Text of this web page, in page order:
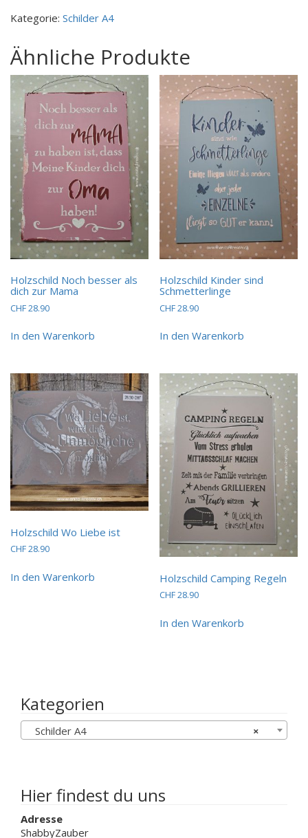
Zukunft
Kategorie: Schilder A4
Ähnliche Produkte
Holzschild Noch besser als
dich zur Mama
CHF28.90
In den Warenkorb
Holzschild Kinder sind
Schmetterlinge
CHF28.90
In den Warenkorb
Holzschild Wo Liebe ist
CHF28.90
In den Warenkorb Holzschild Camping Regeln
CHF28.90
In den Warenkorb
Kategorien
×
Schilder A4
Hier findest du uns
Adresse
ShabbyZauber